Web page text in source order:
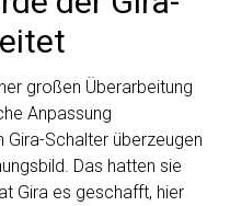
großen Überarbeitung
Anpassung
Schalter überzeugen
Das hatten sie
Gira es geschafft, hier